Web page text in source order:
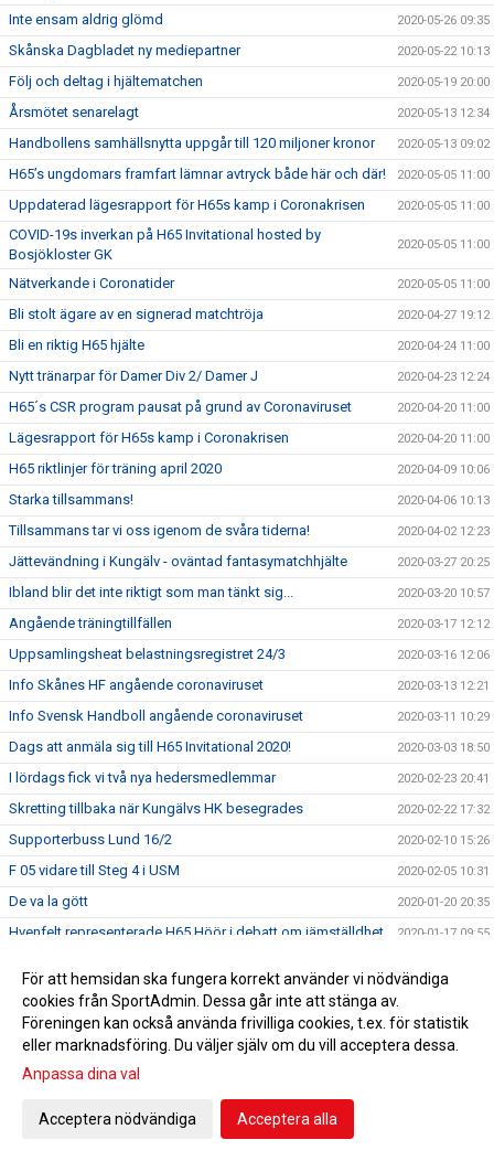
Inte ensam aldrig glömd 2020-05-26 09:35
Skånska Dagbladet ny mediepartner 2020-05-22 10:13
Följ och deltag i hjältematchen 2020-05-19 20:00
Årsmötet senarelagt 2020-05-13 12:34
Handbollens samhällsnytta uppgår till 120 miljoner kronor 2020-05-13 09:02
H65’s ungdomars framfart lämnar avtryck både här och där! 2020-05-05 11:00
Uppdaterad lägesrapport för H65s kamp i Coronakrisen 2020-05-05 11:00
COVID-19s inverkan på H65 Invitational hosted by
Bosjökloster GK
2020-05-05 11:00
Nätverkande i Coronatider 2020-05-05 11:00
Bli stolt ägare av en signerad matchtröja 2020-04-27 19:12
Bli en riktig H65 hjälte 2020-04-24 11:00
Nytt tränarpar för Damer Div 2/ Damer J 2020-04-23 12:24
H65´s CSR program pausat på grund av Coronaviruset 2020-04-20 11:00
Lägesrapport för H65s kamp i Coronakrisen 2020-04-20 11:00
H65 riktlinjer för träning april 2020 2020-04-09 10:06
Starka tillsammans! 2020-04-06 10:13
Tillsammans tar vi oss igenom de svåra tiderna! 2020-04-02 12:23
Jättevändning i Kungälv - oväntad fantasymatchhjälte 2020-03-27 20:25
Ibland blir det inte riktigt som man tänkt sig... 2020-03-20 10:57
Angående träningtillfällen 2020-03-17 12:12
Uppsamlingsheat belastningsregistret 24/3 2020-03-16 12:06
Info Skånes HF angående coronaviruset 2020-03-13 12:21
Info Svensk Handboll angående coronaviruset 2020-03-11 10:29
Dags att anmäla sig till H65 Invitational 2020! 2020-03-03 18:50
I lördags fick vi två nya hedersmedlemmar 2020-02-23 20:41
Skretting tillbaka när Kungälvs HK besegrades 2020-02-22 17:32
Supporterbuss Lund 16/2 2020-02-10 15:26
F 05 vidare till Steg 4 i USM 2020-02-05 10:31
De va la gött 2020-01-20 20:35
Hvenfelt representerade H65 Höör i debatt om jämställdhet 2020-01-17 09:55
En liten julhälsning &#127876;
Bli H65 volontär 2019-12-12 11:34
Nylansering - H65 Shoppen
Flickor A vidare till Steg 3 i USM
Radiointervju med tre tjejer från F 09
För att hemsidan ska fungera korrekt använder vi nödvändiga
cookies från SportAdmin. Dessa går inte att stänga av.
Föreningen kan också använda frivilliga cookies, t.ex. för statistik
eller marknadsföring. Du väljer själv om du vill acceptera dessa.
Anpassa dina val
Acceptera nödvändiga Acceptera alla